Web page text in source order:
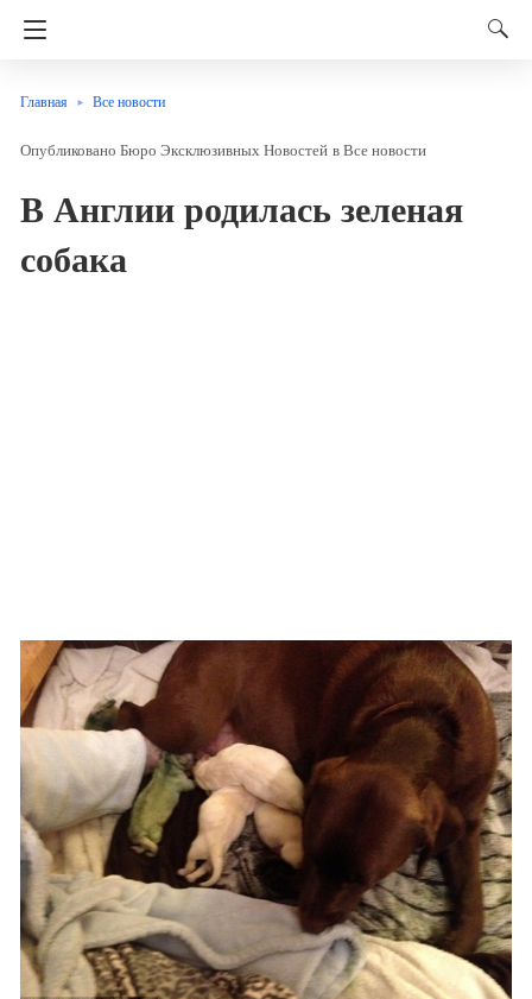
Главная Все новости
Бюро Эксклюзивных Новостей в Все новости
В Англии родилась зеленая
собака